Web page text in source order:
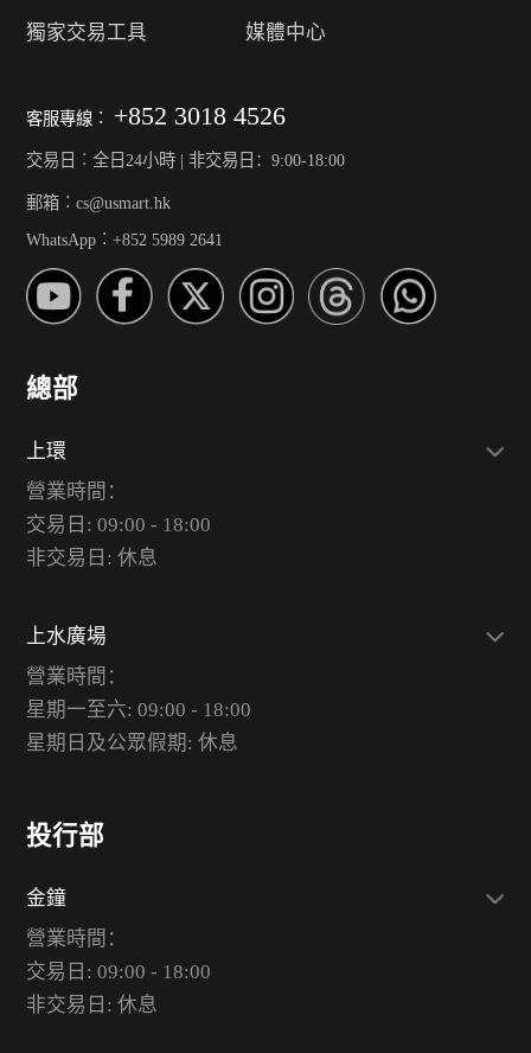
獨家交易工具
媒體中心
客服專線︰ +852 3018 4526
交易日︰全日24小時 | 非交易日：9:00-18:00
郵箱︰cs@usmart.hk
WhatsApp︰+852 5989 2641
總部
上環
營業時間：
交易日: 09:00 - 18:00
非交易日: 休息
上水廣場
營業時間：
星期一至六: 09:00 - 18:00
星期日及公眾假期: 休息
投行部
金鐘
營業時間：
交易日: 09:00 - 18:00
非交易日: 休息